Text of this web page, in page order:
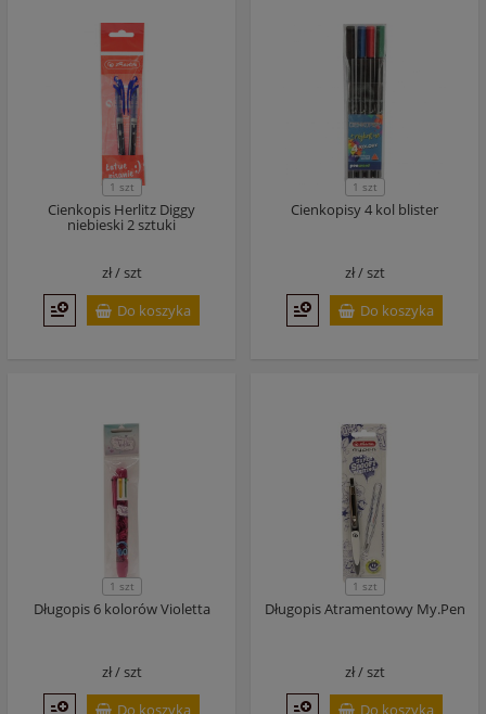
1 szt
Cienkopis Herlitz Diggy
niebieski 2 sztuki
zł /szt
Do koszyka
1 szt
Cienkopisy 4 kol blister
zł /szt
Do koszyka
1 szt
Długopis 6 kolorów Violetta
zł /szt
Do koszyka
1 szt
Długopis Atramentowy My.Pen
zł /szt
Do koszyka